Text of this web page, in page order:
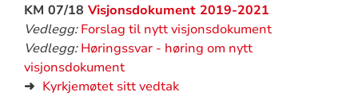
KM 07/18 Visjonsdokument 2019-2021
Vedlegg: Forslag til nytt visjonsdokument
Vedlegg: Høringssvar - høring om nytt
visjonsdokument
➜ Kyrkjemøtet sitt vedtak